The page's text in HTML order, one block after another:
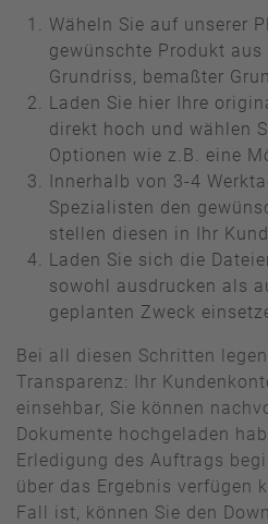
Wäheln Sie auf unserer
gewünschte Produkt aus
Grundriss, bemaßter
Laden Sie hier Ihre
direkt hoch und wählen
Optionen wie z.B. eine
Innerhalb von 3-4
Spezialisten den
stellen diesen in Ihr
Laden Sie sich die
sowohl ausdrucken als
geplanten Zweck
Bei all diesen Schritten
Transparenz: Ihr
einsehbar, Sie können
Dokumente hochgeladen
Erledigung des Auftrags
über das Ergebnis verfügen
Fall ist, können Sie den